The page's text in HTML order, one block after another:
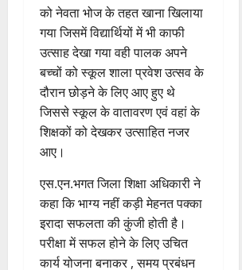
को नेवता भोज के तहत खाना खिलाया
गया जिसमें विद्यार्थियों में भी काफी
उत्साह देखा गया वही पालक अपने
बच्चों को स्कूल शाला प्रवेश उत्सव के
दौरान छोड़ने के लिए आए हुए थे
जिससे स्कूल के वातावरण एवं वहां के
शिक्षकों को देखकर उत्साहित नजर
आए।
एस.एन.भगत जिला शिक्षा अधिकारी ने
कहा कि भाग्य नहीं कड़ी मेहनत पक्का
इरादा सफलता की कुंजी होती है।
परीक्षा में सफल होने के लिए उचित
कार्य योजना बनाकर , समय प्रबंधन